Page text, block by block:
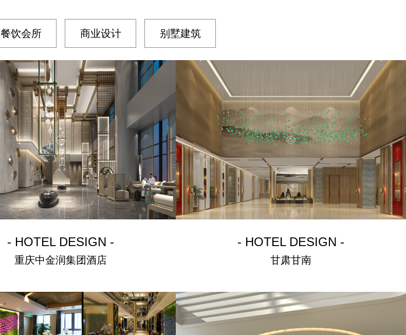
餐饮会所 商业设计 别墅建筑
- HOTEL DESIGN -
重庆中金润集团酒店
- HOTEL DESIGN -
甘肃甘南